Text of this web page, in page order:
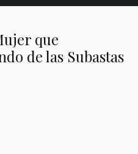
que
de las Subastas